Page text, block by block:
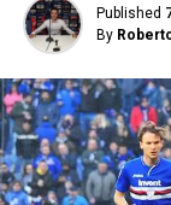
Published
By